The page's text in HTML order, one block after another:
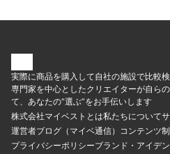
実際に商品を購入して自社の施設で比較検
専門家を中心としたクリエイターが自ら
て、あなたの“選ぶ”をお手伝いします
株式会社マイベストとは私たちについて
運営者ブログ（マイベ通信） コンテンツ
プライバシーポリシーブランド・アイデ